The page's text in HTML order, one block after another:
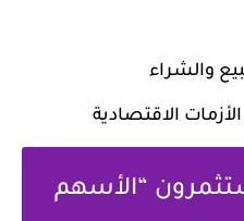
والشراء
الاقتصادية
“الأسهم